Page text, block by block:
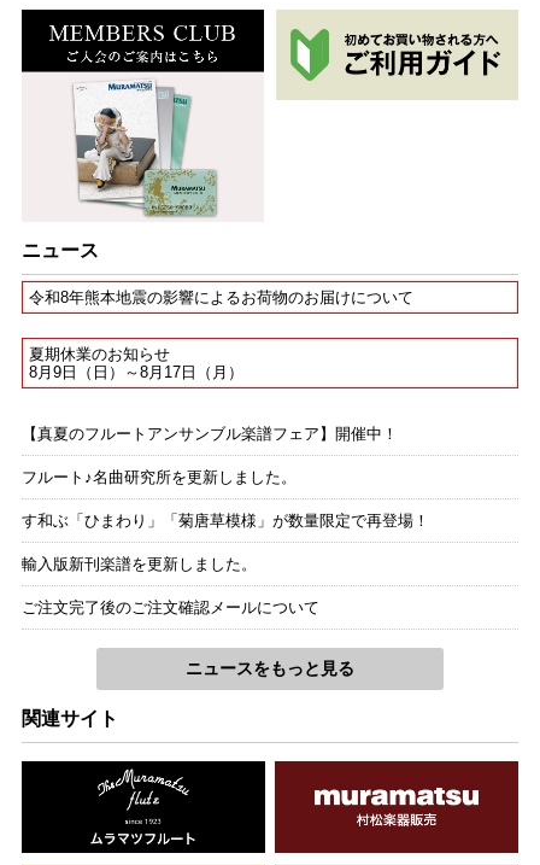
ニュース
令和8年熊本地震の影響によるお荷物のお届けについて
夏期休業のお知らせ
8月9日（日）～8月17日（月）
【真夏のフルートアンサンブル楽譜フェア】開催中！
フルート♪名曲研究所を更新しました。
す和ぶ「ひまわり」「菊唐草模様」が数量限定で再登場！
輸入版新刊楽譜を更新しました。
ご注文完了後のご注文確認メールについて
ニュースをもっと見る
関連サイト